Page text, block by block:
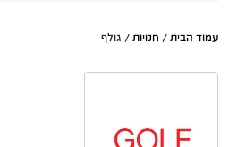
עמוד הבית / חנויות / גולף